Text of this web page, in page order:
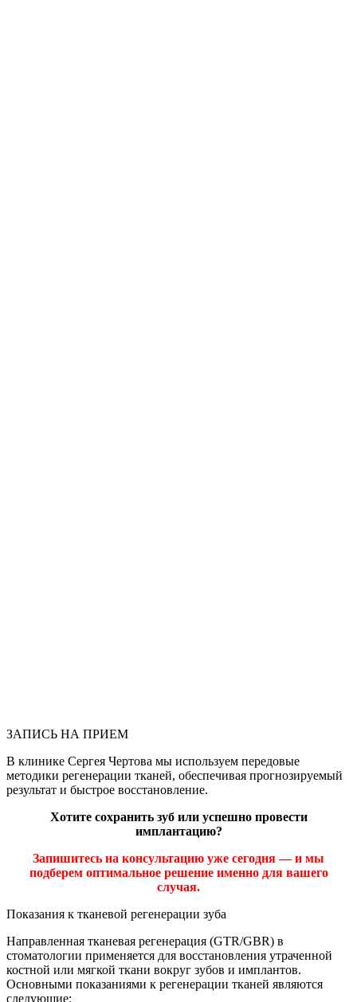
ЗАПИСЬ НА ПРИЕМ
В клинике Сергея Чертова мы используем передовые
методики регенерации тканей, обеспечивая прогнозируемый
результат и быстрое восстановление.
Хотите сохранить зуб или успешно провести
имплантацию?
Запишитесь на консультацию уже сегодня — и мы
подберем оптимальное решение именно для вашего
случая.
Показания к тканевой регенерации зуба
Направленная тканевая регенерация (GTR/GBR) в
стоматологии применяется для восстановления утраченной
костной или мягкой ткани вокруг зубов и имплантов.
Основными показаниями к регенерации тканей являются
следующие: